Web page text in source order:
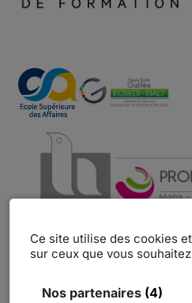
Ce site utilise des cookies
sur ceux que vous
Nos partenaires (4)